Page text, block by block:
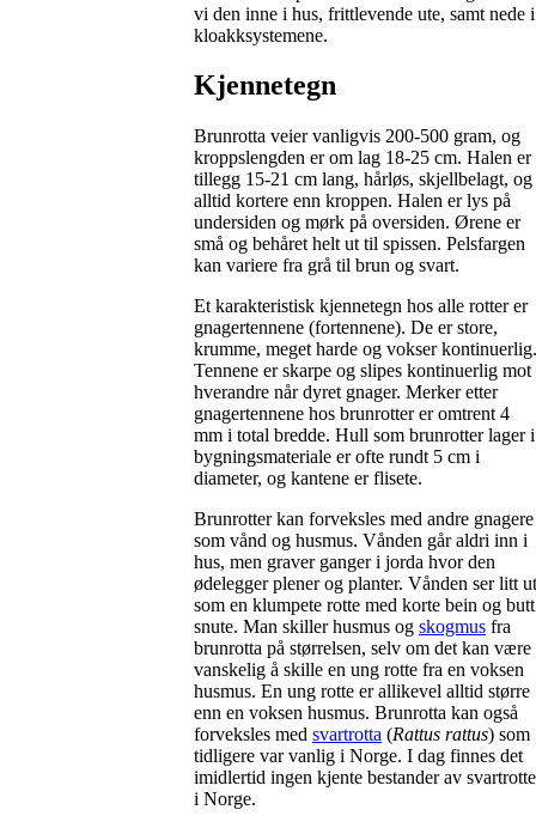
vi den inne i hus, frittlevende ute, samt nede i
kloakksystemene.
Kjennetegn
Brunrotta veier vanligvis 200-500 gram, og
kroppslengden er om lag 18-25 cm. Halen er
tillegg 15-21 cm lang, hårløs, skjellbelagt, og
alltid kortere enn kroppen. Halen er lys på
undersiden og mørk på oversiden. Ørene er
små og behåret helt ut til spissen. Pelsfargen
kan variere fra grå til brun og svart.
Et karakteristisk kjennetegn hos alle rotter er
gnagertennene (fortennene). De er store,
krumme, meget harde og vokser kontinuerlig.
Tennene er skarpe og slipes kontinuerlig mot
hverandre når dyret gnager. Merker etter
gnagertennene hos brunrotter er omtrent 4
mm i total bredde. Hull som brunrotter lager i
bygningsmateriale er ofte rundt 5 cm i
diameter, og kantene er flisete.
Brunrotter kan forveksles med andre gnagere
som vånd og husmus. Vånden går aldri inn i
hus, men graver ganger i jorda hvor den
ødelegger plener og planter. Vånden ser litt ut
som en klumpete rotte med korte bein og butt
snute. Man skiller husmus og skogmus fra
brunrotta på størrelsen, selv om det kan være
vanskelig å skille en ung rotte fra en voksen
husmus. En ung rotte er allikevel alltid større
enn en voksen husmus. Brunrotta kan også
forveksles med svartrotta (Rattus rattus) som
tidligere var vanlig i Norge. I dag finnes det
imidlertid ingen kjente bestander av svartrotte
i Norge.